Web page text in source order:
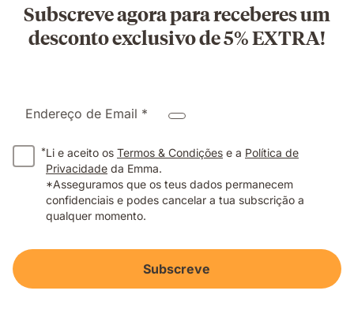
Subscreve agora para receberes um
desconto exclusivo de 5% EXTRA!
Endereço de Email *
*Li e aceito os Termos & Condições e a Política de
Privacidade da Emma.
*Asseguramos que os teus dados permanecem
confidenciais e podes cancelar a tua subscrição a
qualquer momento.
Subscreve